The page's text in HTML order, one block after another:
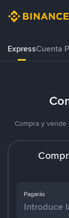
ExpressCuenta
Compra y vende
Pagarás